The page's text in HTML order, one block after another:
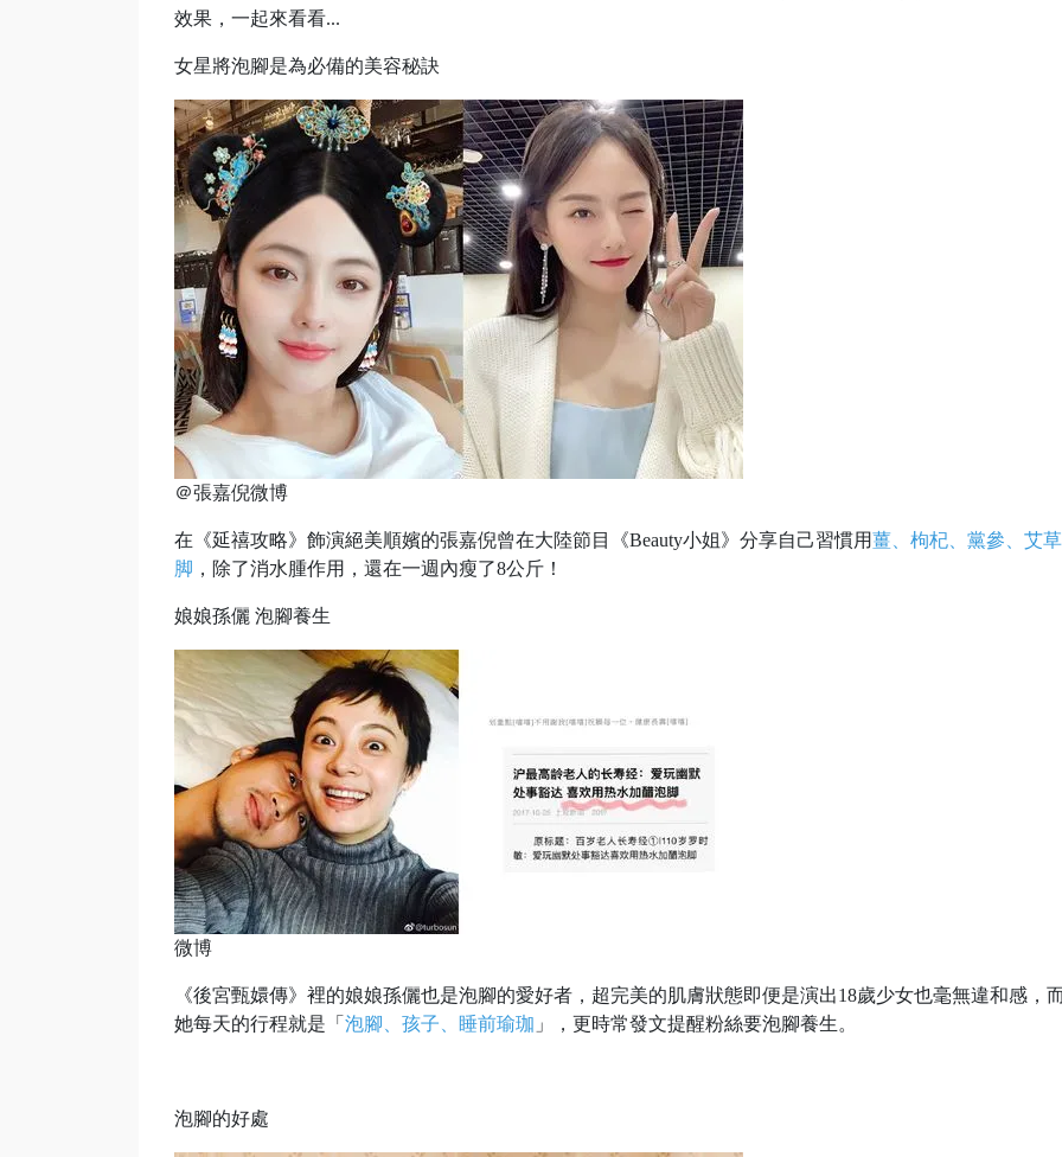
效果，一起來看看...
女星將泡腳是為必備的美容秘訣
＠張嘉倪微博
在《延禧攻略》飾演絕美順嬪的張嘉倪曾在大陸節目《Beauty小姐》分享自己習慣用薑、枸杞、黨參、艾
脚 ，除了消水腫作用，還在一週內瘦了8公斤！
娘娘孫儷 泡腳養生
微博
《後宮甄嬛傳》裡的娘娘孫儷也是泡腳的愛好者，超完美的肌膚狀態即便是演出18歲少女也毫無違和感，
她每天的行程就是「 泡腳、孩子、睡前瑜珈 」，更時常發文提醒粉絲要泡腳養生。
泡腳的好處